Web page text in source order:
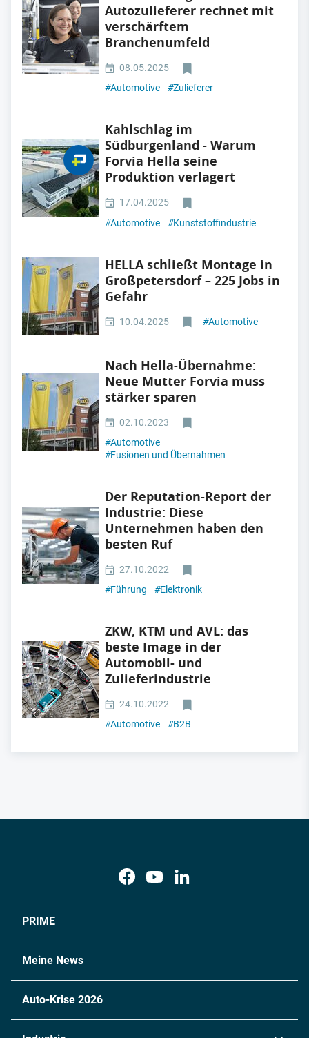
Autozulieferer rechnet mit
verschärftem
Branchenumfeld
08.05.2025
#Automotive #Zulieferer
Kahlschlag im
Südburgenland - Warum
Forvia Hella seine
Produktion verlagert
17.04.2025
#Automotive #Kunststoffindustrie
HELLA schließt Montage in
Großpetersdorf – 225 Jobs in
Gefahr
10.04.2025 #Automotive
Nach Hella-Übernahme:
Neue Mutter Forvia muss
stärker sparen
02.10.2023
#Automotive
#Fusionen und Übernahmen
Der Reputation-Report der
Industrie: Diese
Unternehmen haben den
besten Ruf
27.10.2022
#Führung #Elektronik
ZKW, KTM und AVL: das
beste Image in der
Automobil- und
Zulieferindustrie
24.10.2022
#Automotive #B2B
PRIME
Meine News
Auto-Krise 2026